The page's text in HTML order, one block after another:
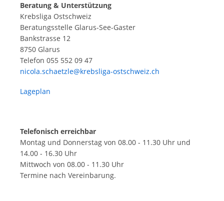
Beratung & Unterstützung
Krebsliga Ostschweiz
Beratungsstelle Glarus-See-Gaster
Bankstrasse 12
8750 Glarus
Telefon 055 552 09 47
nicola.schaetzle@krebsliga-ostschweiz.ch
Lageplan
Telefonisch erreichbar
Montag und Donnerstag von 08.00 - 11.30 Uhr und
14.00 - 16.30 Uhr
Mittwoch von 08.00 - 11.30 Uhr
Termine nach Vereinbarung.